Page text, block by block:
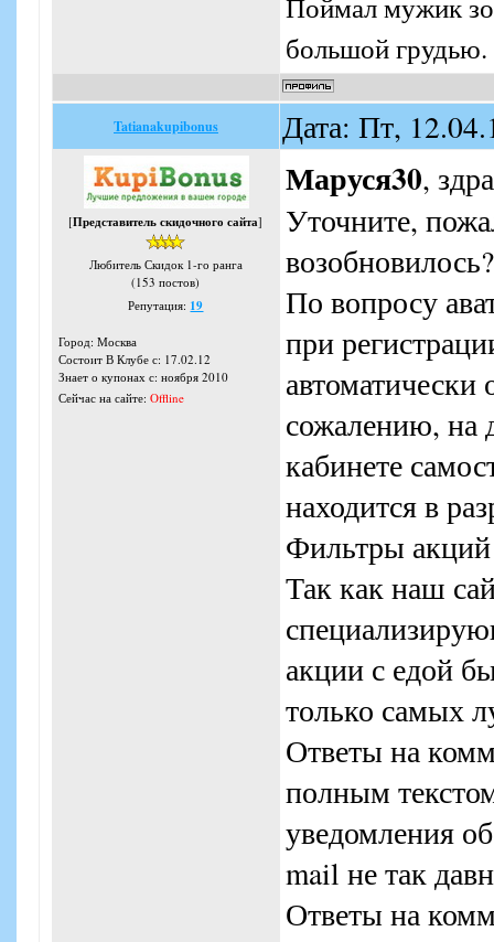
большой грудью.
Tatianakupibonus Дата: Пт,
[Представитель скидочного сайта]
Любитель Скидок 1-го ранга
(153 постов)
Репутация: 19
Город: Москва
Состоит В Клубе с: 17.02.12
Знает о купонах с: ноября 2010
Сейчас на сайте: Offline
Маруся30,
Уточните,
возобновилось?
По вопросу
при
автоматически
сожалению, на
кабинете
находится в
Фильтры
Так как наш
акции с едой
только самых
Ответы на
полным
уведомления
mail не так
Ответы на